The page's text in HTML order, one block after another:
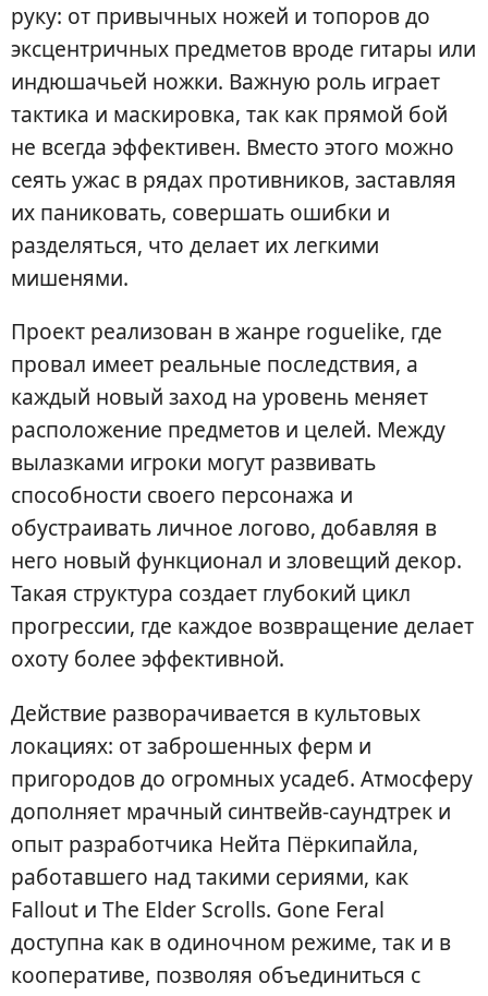
руку: от привычных ножей и топоров до
эксцентричных предметов вроде гитары или
индюшачьей ножки. Важную роль играет
тактика и маскировка, так как прямой бой
не всегда эффективен. Вместо этого можно
сеять ужас в рядах противников, заставляя
их паниковать, совершать ошибки и
разделяться, что делает их легкими
мишенями.
Проект реализован в жанре roguelike, где
провал имеет реальные последствия, а
каждый новый заход на уровень меняет
расположение предметов и целей. Между
вылазками игроки могут развивать
способности своего персонажа и
обустраивать личное логово, добавляя в
него новый функционал и зловещий декор.
Такая структура создает глубокий цикл
прогрессии, где каждое возвращение делает
охоту более эффективной.
Действие разворачивается в культовых
локациях: от заброшенных ферм и
пригородов до огромных усадеб. Атмосферу
дополняет мрачный синтвейв-саундтрек и
опыт разработчика Нейта Пёркипайла,
работавшего над такими сериями, как
Fallout и The Elder Scrolls. Gone Feral
доступна как в одиночном режиме, так и в
кооперативе, позволяя объединиться с